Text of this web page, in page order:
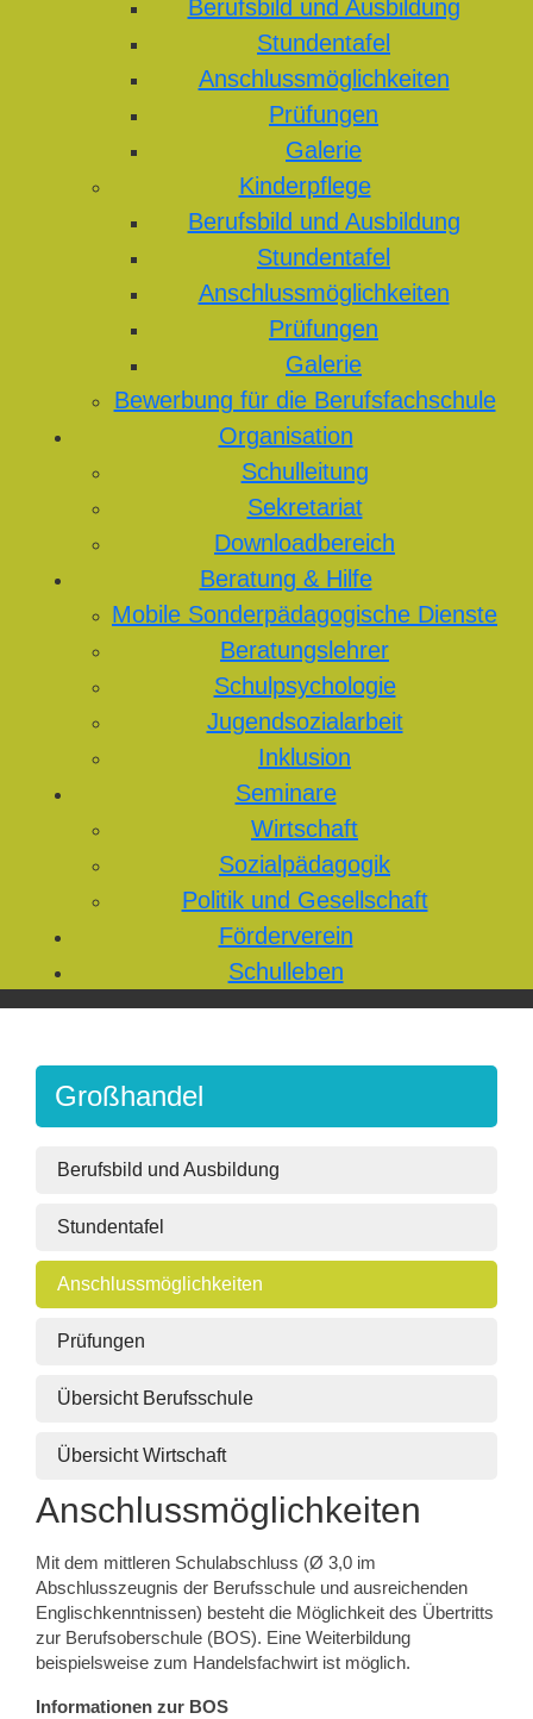
Berufsbild und Ausbildung
Stundentafel
Anschlussmöglichkeiten
Prüfungen
Galerie
Kinderpflege
Berufsbild und Ausbildung
Stundentafel
Anschlussmöglichkeiten
Prüfungen
Galerie
Bewerbung für die Berufsfachschule
Organisation
Schulleitung
Sekretariat
Downloadbereich
Beratung & Hilfe
Mobile Sonderpädagogische Dienste
Beratungslehrer
Schulpsychologie
Jugendsozialarbeit
Inklusion
Seminare
Wirtschaft
Sozialpädagogik
Politik und Gesellschaft
Förderverein
Schulleben
Großhandel
Berufsbild und Ausbildung
Stundentafel
Anschlussmöglichkeiten
Prüfungen
Übersicht Berufsschule
Übersicht Wirtschaft
Anschlussmöglichkeiten
Mit dem mittleren Schulabschluss (Ø 3,0 im
Abschlusszeugnis der Berufsschule und ausreichenden
Englischkenntnissen) besteht die Möglichkeit des Übertritts
zur Berufsoberschule (BOS). Eine Weiterbildung
beispielsweise zum Handelsfachwirt ist möglich.
Informationen zur BOS